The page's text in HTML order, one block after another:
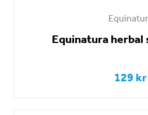
Equinatura herbal
129 kr